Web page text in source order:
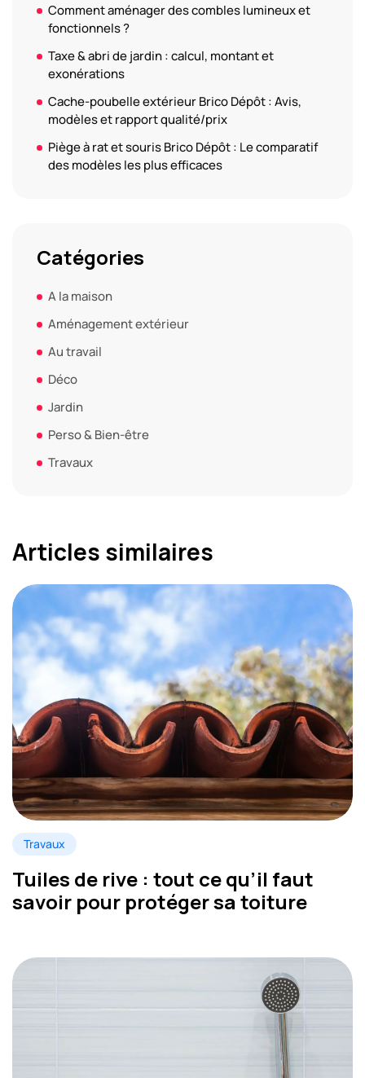
Comment aménager des combles lumineux et
fonctionnels ?
Taxe & abri de jardin : calcul, montant et
exonérations
Cache-poubelle extérieur Brico Dépôt : Avis,
modèles et rapport qualité/prix
Piège à rat et souris Brico Dépôt : Le comparatif
des modèles les plus efficaces
Catégories
A la maison
Aménagement extérieur
Au travail
Déco
Jardin
Perso & Bien-être
Travaux
Articles similaires
Travaux
Tuiles de rive : tout ce qu’il faut
savoir pour protéger sa toiture